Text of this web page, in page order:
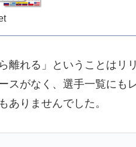
離れる」ということはリ
スがなく、選手一覧にも
ありませんでした。